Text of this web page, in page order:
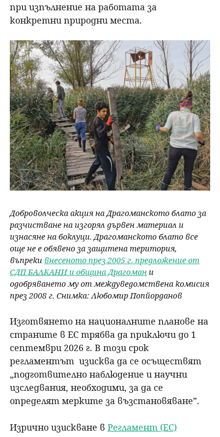
при изпълнение на работата за
конкретни природни места.
Доброволческа акция на Драгоманското блато за
разчистване на изгорял дървен материал и
изнасяне на боклуци. Драгоманското блато все
още не е обявено за защитена територия,
въпреки внесеното през 2005 г. предложение от
СДП БАЛКАНИ и община Драгоман и
одобряването му от междуведомствена комисия
през 2008 г. Снимка: Любомир Попйорданов
Изготвянето на националните планове на
страните в ЕС трябва да приключи до 1
септември 2026 г. В този срок
регламентът изисква да се осъществят
„подготвително наблюдение и научни
изследвания, необходими, за да се
определят мерките за възстановяване”.
Изрично изискване в Регламент (ЕС)